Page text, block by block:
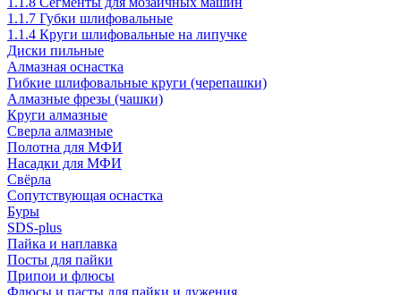
1.1.7 Губки шлифовальные
1.1.4 Круги шлифовальные на липучке
Диски пильные
Алмазная оснастка
Гибкие шлифовальные круги (черепашки)
Алмазные фрезы (чашки)
Круги алмазные
Сверла алмазные
Полотна для МФИ
Насадки для МФИ
Свёрла
Сопутствующая оснастка
Буры
SDS-plus
Пайка и наплавка
Посты для пайки
Припои и флюсы
Флюсы и пасты для пайки и лужения